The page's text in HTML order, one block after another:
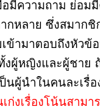
มีความถาม ย่อม
กหลาย ซึ่งสมากชิ
ข้ามาตอบถึงหัวข้
งผู้หญิงและผู้ชาย
นผู้นำในคนละเรื่อ
เก่งเรื่องโน้นสาม